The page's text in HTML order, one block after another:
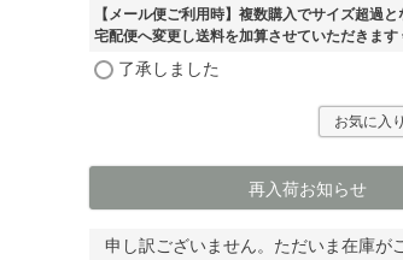
【メール便ご利用時】複数購入でサイズ超過
宅配便へ変更し送料を加算させていただきます
)
了承しました
お気に入
再入荷お知らせ
申し訳ございません。ただいま在庫が